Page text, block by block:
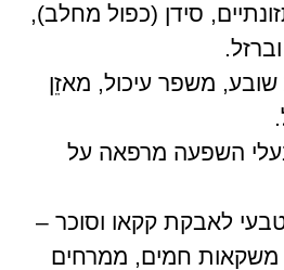
סידן (כפול מחלב),
משפר עיכול, מאזֵן
השפעה מרפאה על
לאבקת קקאו וסוכר –
משקאות חמים, ממרחים